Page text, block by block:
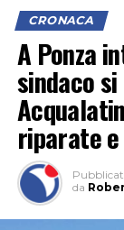
indice di 6
territorio
Frosinone (6,3)
(3,1)”.
CRONACA
A Ponza
sindaco
riparate
da